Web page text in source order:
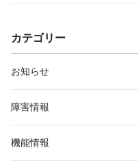
カテゴリー
お知らせ
障害情報
機能情報